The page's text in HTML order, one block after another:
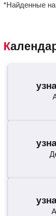
*Найденные